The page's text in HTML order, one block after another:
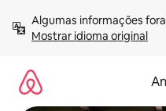
para
Mostrar idioma original